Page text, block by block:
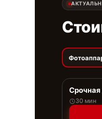
Срочная
30 мин